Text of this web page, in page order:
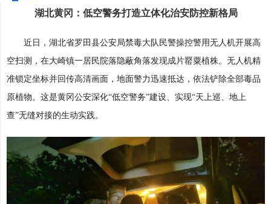
湖北黄冈：低空警务打造立体化治安防控新格局
近日，湖北省罗田县公安局禁毒大队民警操控警用无人机开展高
空扫测，在大崎镇一居民院落隐蔽角落发现成片罂粟植株。无人机精
准锁定坐标并回传高清画面，地面警力迅速抵达，依法铲除全部毒品
原植物。这是黄冈公安深化“低空警务”建设、实现“天上巡、地上
查”无缝对接的生动实践。